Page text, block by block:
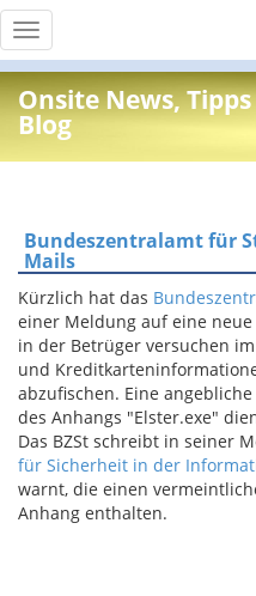
Toggle
navigation
Onsite News,
Blog
Bundeszentralamt für
Mails
Kürzlich hat das
einer Meldung auf eine
in der Betrüger versuchen
und
abzufischen. Eine
des Anhangs "Elster.exe"
Das BZSt schreibt in seiner
für Sicherheit in der
warnt, die einen
Anhang enthalten.